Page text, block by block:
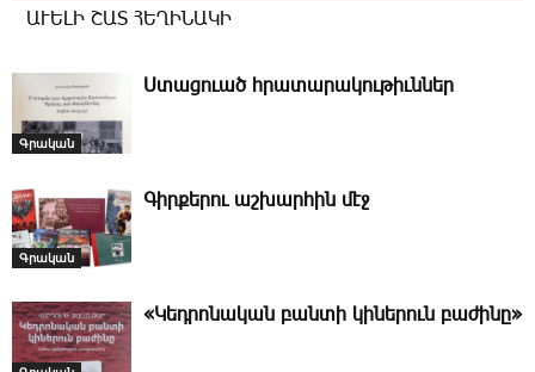
ԱՒԵԼԻ ՇԱՏ ՀԵՂԻՆԱԿԻ
Գրական
Ս­տա­ցո­ւած հրա­տա­րա­կու­թիւն­ներ
Գրական
­Գիր­քե­րու աշ­խար­հին մէջ
«­Կեդ­րո­նա­կան բան­տի կի­նե­րուն բա­ժի­նը»